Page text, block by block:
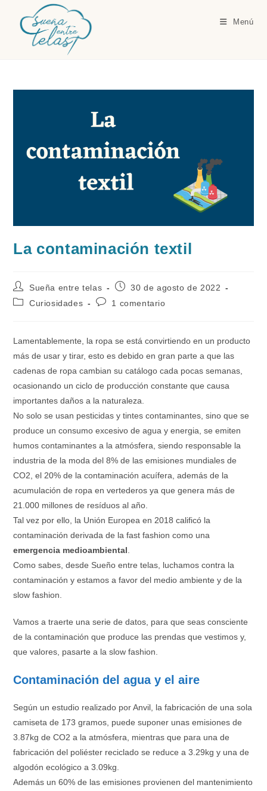
contenido
Menú
La contaminación textil
Autor
de
la
Sueña entre telas
Publicación
la
30 de agosto de 2022
Categoría
Curiosidades
Comentarios
1 comentario
Lamentablemente, la ropa se está convirtiendo en un producto
más de usar y tirar, esto es debido en gran parte a que las
cadenas de ropa cambian su catálogo cada pocas semanas,
ocasionando un ciclo de producción constante que causa
importantes daños a la naturaleza.
No solo se usan pesticidas y tintes contaminantes, sino que se
produce un consumo excesivo de agua y energia, se emiten
humos contaminantes a la atmósfera, siendo responsable la
industria de la moda del 8% de las emisiones mundiales de
CO2, el 20% de la contaminación acuífera, además de la
acumulación de ropa en vertederos ya que genera más de
21.000 millones de resíduos al año.
Tal vez por ello, la Unión Europea en 2018 calificó la
contaminación derivada de la fast fashion como una
emergencia medioambiental
Como sabes, desde Sueño entre telas, luchamos contra la
contaminación y estamos a favor del medio ambiente y de la
slow fashion.
Vamos a traerte una serie de datos, para que seas consciente
de la contaminación que produce las prendas que vestimos y,
que valores, pasarte a la slow fashion.
Contaminación del agua y el aire
Según un estudio realizado por Anvil, la fabricación de una sola
camiseta de 173 gramos, puede suponer unas emisiones de
3.87kg de CO2 a la atmósfera, mientras que para una de
fabricación del poliéster reciclado se reduce a 3.29kg y una de
algodón ecológico a 3.09kg.
Además un 60% de las emisiones provienen del mantenimiento